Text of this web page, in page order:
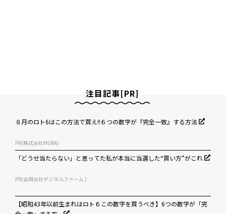
注目記事[PR]
８月のロト6はこの方法で買え!!６つの数字が『完全一致』する方法
PR(株式会社MURA)
「どうせ当たらない」と思ってた私が本当に当選した“買い方”がこれ
PR(合同会社デジタルファーム )
【昭和43年以前生まれはロト６この数字を買うべき】6つの数字が「完